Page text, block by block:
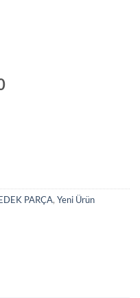
PARÇA, Yeni Ürün